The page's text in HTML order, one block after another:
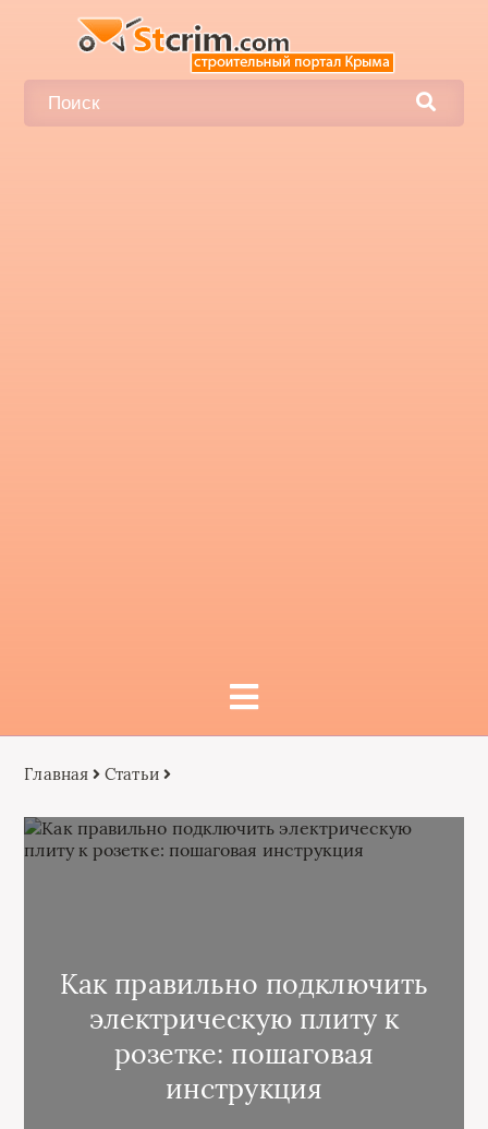
Главная Статьи
Как правильно подключить
электрическую плиту к
розетке: пошаговая
инструкция